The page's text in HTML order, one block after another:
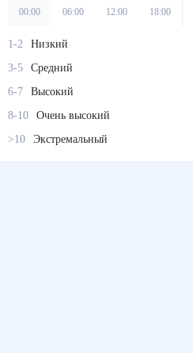
00:00 06:00 12:00 18:00
1-2
Низкий
3-5
Средний
6-7
Высокий
8-10
Очень высокий
>10
Экстремальный